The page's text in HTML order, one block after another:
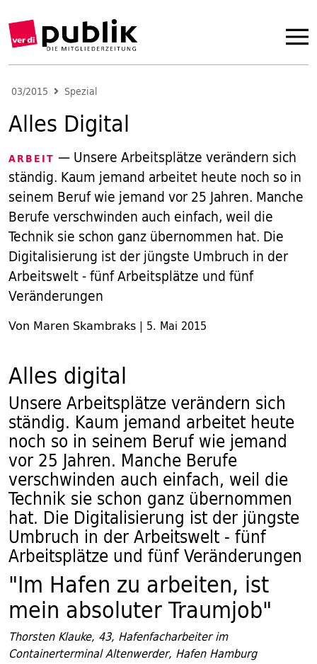
03/2015 Spezial
Alles Digital
ARBEIT — Unsere Arbeitsplätze verändern sich
ständig. Kaum jemand arbeitet heute noch so in
seinem Beruf wie jemand vor 25 Jahren. Manche
Berufe verschwinden auch einfach, weil die
Technik sie schon ganz übernommen hat. Die
Digitalisierung ist der jüngste Umbruch in der
Arbeitswelt - fünf Arbeitsplätze und fünf
Veränderungen
Von Maren Skambraks | 5. Mai 2015
Alles digital
Unsere Arbeitsplätze verändern sich
ständig. Kaum jemand arbeitet heute
noch so in seinem Beruf wie jemand
vor 25 Jahren. Manche Berufe
verschwinden auch einfach, weil die
Technik sie schon ganz übernommen
hat. Die Digitalisierung ist der jüngste
Umbruch in der Arbeitswelt - fünf
Arbeitsplätze und fünf Veränderungen
"Im Hafen zu arbeiten, ist
mein absoluter Traumjob"
Thorsten Klauke, 43, Hafenfacharbeiter im
Containerterminal Altenwerder, Hafen Hamburg